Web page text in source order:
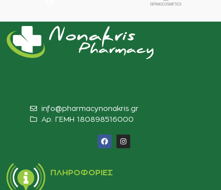
info@pharmacynonakris.gr
Αρ. ΓΕΜΗ 180898516000‬
ΠΛΗΡΟΦΟΡΊΕΣ